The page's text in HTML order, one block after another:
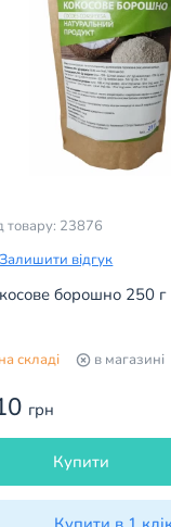
товару: 23876
Залишити відгук
борошно 250 г
на складі в магазині
грн
Купити